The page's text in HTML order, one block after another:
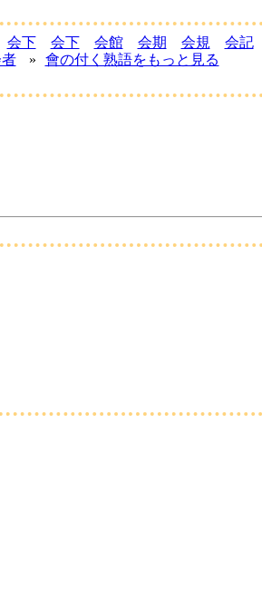
会下 会下 会館 会期 会規 会記
»
會の付く熟語をもっと見る